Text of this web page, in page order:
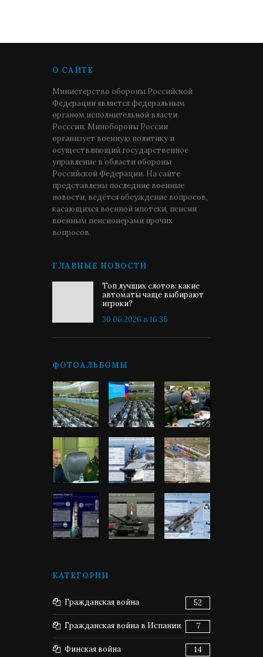
О САЙТЕ
Министерство обороны Российской
Федерации является федеральным
органом исполнительной власти
Росссии. Минобороны России
организует военную политику и
осуществляющий государственное
управление в области обороны
Российской Федерации. На сайте
представлены последние военные
новости, ведётся обсуждение вопросов,
касающихся военной ипотеки, пенсии
военным пенсионерами прочих
вопросов.
ГЛАВНЫЕ НОВОСТИ
Топ лучших слотов: какие
автоматы чаще выбирают
игроки?
30.06.2026 в 16:36
ФОТОАЛЬБОМЫ
КАТЕГОРИИ
Гражданская война 52
Гражданская война в Испании 7
Финская война 14